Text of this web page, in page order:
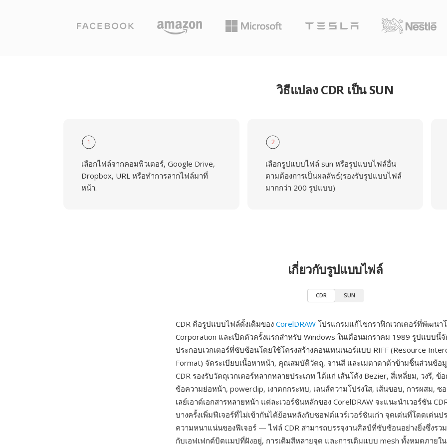
วิธีแปลง CDR เป็น SUN
1
เลือกไฟล์จากคอมพิวเตอร์, Google Drive,
Dropbox, URL หรือทำการลากไฟล์มาที่
หน้า.
2
เลือกรูปแบบไฟล์ sun หรือรูปแบบไฟล์อื่น
ตามต้องการเป็นผลลัพธ์(รองรับรูปแบบไฟล์
มากกว่า 200 รูปแบบ)
เกี่ยวกับรูปแบบไฟล์
CDR SUN
CDR คือรูปแบบไฟล์ดั้งเดิมของ CorelDRAW โปรแกรมแก้ไขกราฟิกเวกเตอร์ที่พัฒนา
Corporation และเปิดตัวครั้งแรกสำหรับ Windows ในเดือนมกราคม 1989 รูปแบบนี้
ประกอบเวกเตอร์ที่ซับซ้อนโดยใช้โครงสร้างคอนเทนเนอร์แบบ RIFF (Resource
Format) จัดระเบียบเนื้อหาหน้า, คุณสมบัติวัตถุ, จานสี และเมตาดาต้าข้ามชิ้นส่วนข้อ
CDR รองรับวัตถุเวกเตอร์หลากหลายประเภท ได้แก่ เส้นโค้ง Bezier, สี่เหลี่ยม, วงรี, ข้
ข้อความย่อหน้า, powerclip, เงาตกกระทบ, เลนส์ความโปร่งใส, เส้นขอบ, การผสม, ซ
เลย์เอาต์เอกสารหลายหน้า แต่ละเวอร์ชันหลักของ CorelDRAW จะแนะนำเวอร์ชัน
บางครั้งเพิ่มฟีเจอร์ที่ไม่เข้ากันได้ย้อนหลังกับซอฟต์แวร์เวอร์ชันเก่า จุดเด่นที่โดดเด่นป
ความหนาแน่นของฟีเจอร์ — ไฟล์ CDR สามารถบรรจุงานศิลป์ที่ซับซ้อนอย่างยิ่งซึ่งรวม
กับเอฟเฟกต์บิตแมปที่ฝังอยู่, การเติมสีหลายจุด และการเติมแบบ mesh ทั้งหมดภายใน